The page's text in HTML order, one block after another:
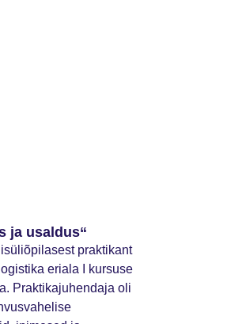
ja usaldus“
praktikant
eriala I kursuse
Praktikajuhendaja oli